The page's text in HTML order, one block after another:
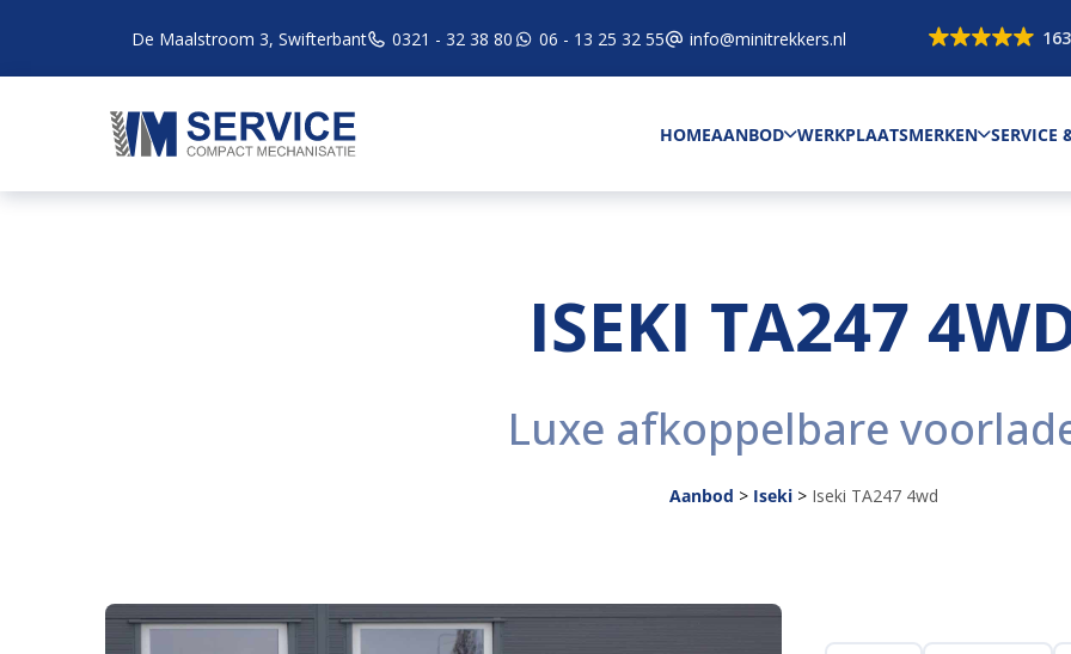
De Maalstroom 3, Swifterbant 0321 - 32 38 80 06 - 13 25 32 55 info@minitrekkers.nl
HOMEAANBOD WERKPLAATSMERKEN SERVICE
ISEKI TA247
Luxe afkoppelbare
Aanbod > Iseki> Iseki TA247 4wd